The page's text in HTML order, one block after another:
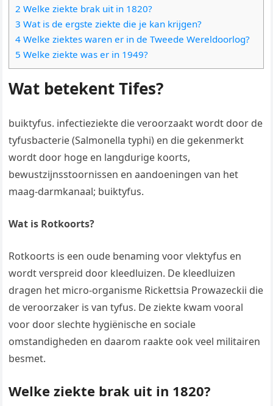
2 Welke ziekte brak uit in 1820?
3 Wat is de ergste ziekte die je kan krijgen?
4 Welke ziektes waren er in de Tweede Wereldoorlog?
5 Welke ziekte was er in 1949?
Wat betekent Tifes?
buiktyfus. infectieziekte die veroorzaakt wordt door de
tyfusbacterie (Salmonella typhi) en die gekenmerkt
wordt door hoge en langdurige koorts,
bewustzijnsstoornissen en aandoeningen van het
maag-darmkanaal; buiktyfus.
Wat is Rotkoorts?
Rotkoorts is een oude benaming voor vlektyfus en
wordt verspreid door kleedluizen. De kleedluizen
dragen het micro-organisme Rickettsia Prowazeckii die
de veroorzaker is van tyfus. De ziekte kwam vooral
voor door slechte hygiënische en sociale
omstandigheden en daarom raakte ook veel militairen
besmet.
Welke ziekte brak uit in 1820?